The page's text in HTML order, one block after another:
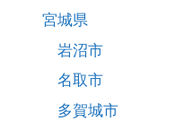
宮城県
岩沼市
名取市
多賀城市